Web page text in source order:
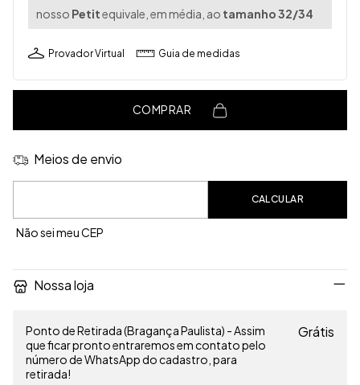
nosso Petitequivale, em média, ao tamanho 32/34
Provador Virtual Guia de medidas
COMPRAR
Meios de envio
Entregas para o CEP:
CALCULAR
Não sei meu CEP
Nossa loja
Ponto de Retirada (Bragança Paulista) - Assim
que ficar pronto entraremos em contato pelo
número de WhatsApp do cadastro, para
retirada!
Grátis